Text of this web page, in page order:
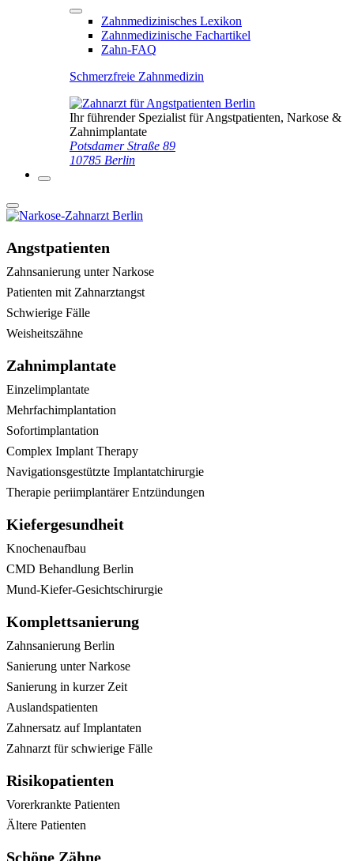
Zahnmedizinisches Lexikon
Zahnmedizinische Fachartikel
Zahn-FAQ
Schmerzfreie Zahnmedizin
Ihr führender Spezialist für Angstpatienten, Narkose &
Zahnimplantate
Potsdamer Straße 89
10785 Berlin
Angstpatienten
Zahnsanierung unter Narkose
Patienten mit Zahnarztangst
Schwierige Fälle
Weisheitszähne
Zahnimplantate
Einzelimplantate
Mehrfachimplantation
Sofortimplantation
Complex Implant Therapy
Navigationsgestützte Implantatchirurgie
Therapie periimplantärer Entzündungen
Kiefergesundheit
Knochenaufbau
CMD Behandlung Berlin
Mund-Kiefer-Gesichtschirurgie
Komplettsanierung
Zahnsanierung Berlin
Sanierung unter Narkose
Sanierung in kurzer Zeit
Auslandspatienten
Zahnersatz auf Implantaten
Zahnarzt für schwierige Fälle
Risikopatienten
Vorerkrankte Patienten
Ältere Patienten
Schöne Zähne